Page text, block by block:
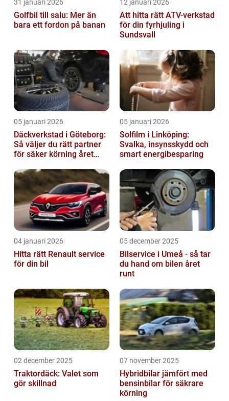
31 januari 2026
Golfbil till salu: Mer än
bara ett fordon på banan
12 januari 2026
Att hitta rätt ATV-verkstad
för din fyrhjuling i
Sundsvall
05 januari 2026
Däckverkstad i Göteborg:
Så väljer du rätt partner
för säker körning året
05 januari 2026
Solfilm i Linköping:
Svalka, insynsskydd och
smart energibesparing
04 januari 2026
Hitta rätt Renault service
för din bil
05 december 2025
Bilservice i Umeå - så tar
du hand om bilen året
runt
02 december 2025
Traktordäck: Valet som
gör skillnad
07 november 2025
Hybridbilar jämfört med
bensinbilar för säkrare
körning